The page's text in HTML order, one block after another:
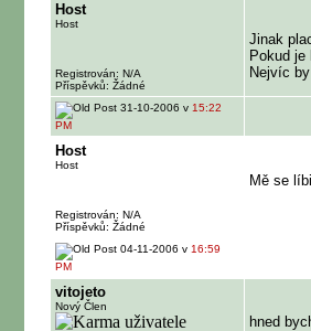
Host
Host
Registrován: N/A
Příspěvků: Žádné
Jinak
Pokud
Nejvíc
31-10-2006 v 15:22
PM
Host
Host
Registrován: N/A
Příspěvků: Žádné
Mě se
04-11-2006 v 16:59
PM
vitojeto
Nový Člen
hned